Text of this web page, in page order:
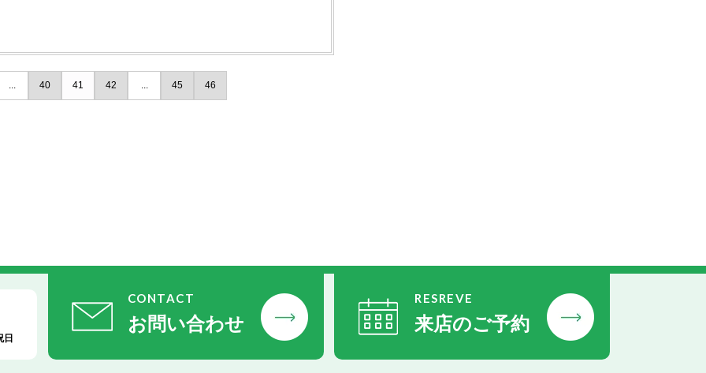
... 40 41 42 ... 45 46
CONTACT
お問い合わせ
RESREVE
来店のご予約